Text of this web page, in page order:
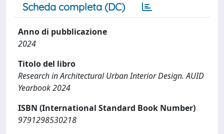
Scheda completa (DC)
Anno di pubblicazione
2024
Titolo del libro
Research in Architectural Urban Interior Design. AUID
Yearbook 2024
ISBN (International Standard Book Number)
9791298530218